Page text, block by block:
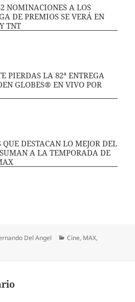
NOMINACIONES A LOS
DE PREMIOS SE VERÁ EN
TNT
PIERDAS LA 82ª ENTREGA
GLOBES® EN VIVO POR
DESTACAN LO MEJOR DEL
A LA TEMPORADA DE
Del Angel Categorías
Cine, MAX,